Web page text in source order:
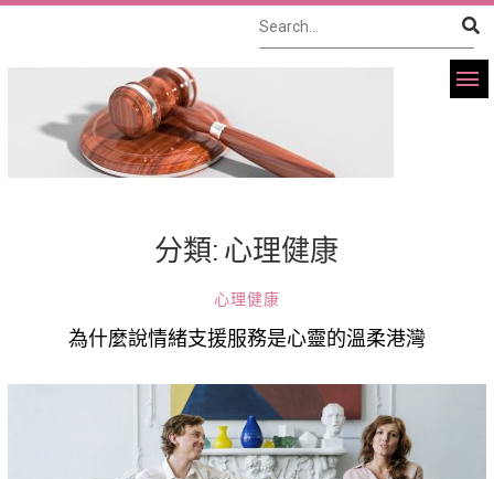
分類: 心理健康
心理健康
為什麼說情緒支援服務是心靈的溫柔港灣